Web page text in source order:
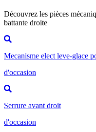
Découvrez les pièces
battante droite
Mecanisme elect leve-glace
d'occasion
Serrure avant droit
d'occasion